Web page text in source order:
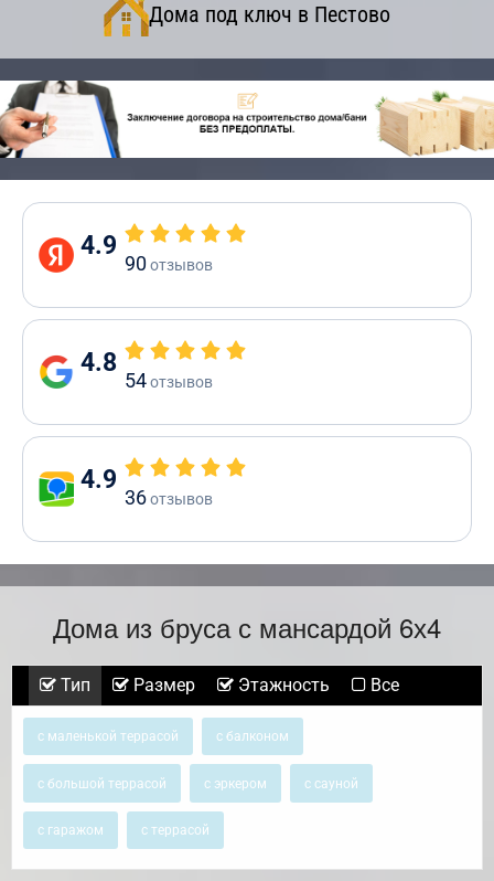
Дома под ключ в Пестово
4.9
90отзывов
4.8
54отзывов
4.9
36отзывов
Дома из бруса с мансардой 6х4
Тип Размер Этажность Все
с маленькой террасой с балконом
с большой террасой с эркером с сауной
с гаражом с террасой